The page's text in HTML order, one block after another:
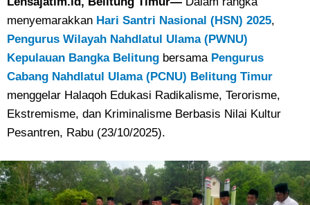
menyemarakkan Hari Santri Nasional (HSN) 2025,
Pengurus Wilayah Nahdlatul Ulama (PWNU)
Kepulauan Bangka Belitung bersama Pengurus
Cabang Nahdlatul Ulama (PCNU) Belitung Timur
menggelar Halaqoh Edukasi Radikalisme, Terorisme,
Ekstremisme, dan Kriminalisme Berbasis Nilai Kultur
Pesantren, Rabu (23/10/2025).